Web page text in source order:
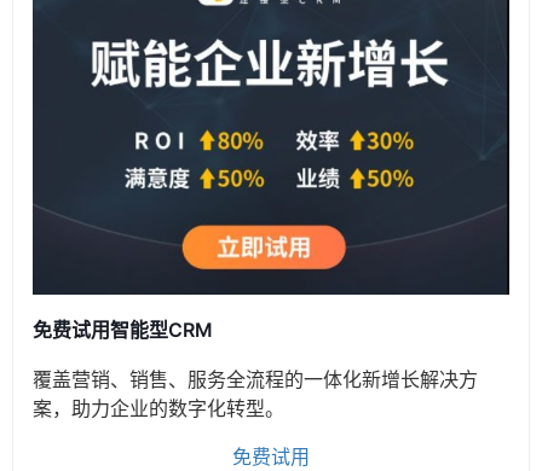
免费试用智能型CRM
覆盖营销、销售、服务全流程的一体化新增长解决方
案，助力企业的数字化转型。
免费试用